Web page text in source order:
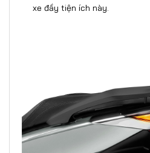
xe đầy tiện ích này.